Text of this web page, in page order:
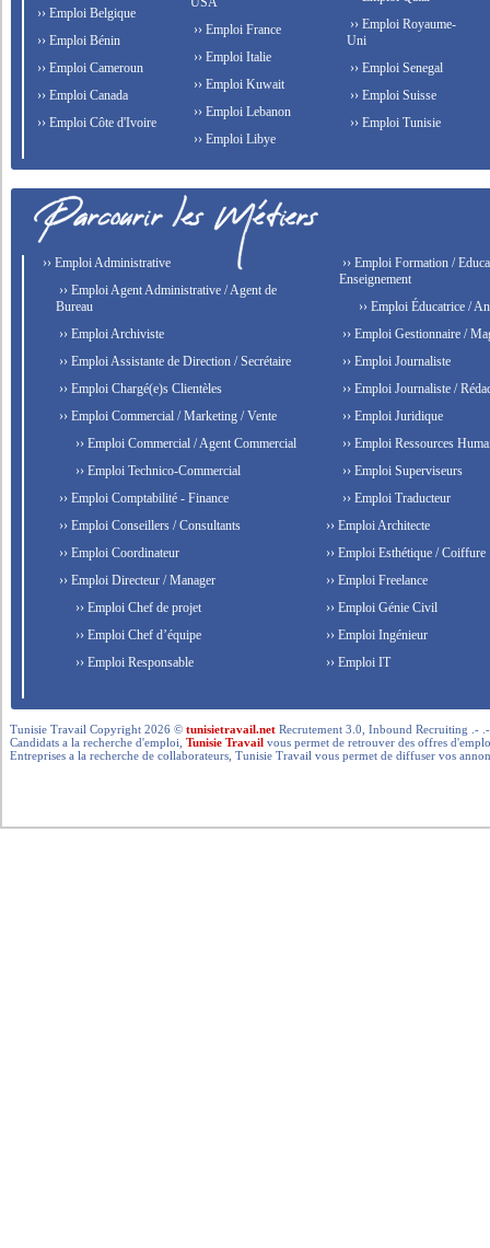
›› Emploi Belgique
›› Emploi Bénin
›› Emploi Cameroun
›› Emploi Canada
›› Emploi Côte d'Ivoire
›› Emploi France
›› Emploi Italie
›› Emploi Kuwait
›› Emploi Lebanon
›› Emploi Libye
›› Emploi Royaume-
Uni
›› Emploi Senegal
›› Emploi Suisse
›› Emploi Tunisie
›› Emploi Administrative
›› Emploi Agent Administrative / Agent de
Bureau
›› Emploi Archiviste
›› Emploi Assistante de Direction / Secrétaire
›› Emploi Chargé(e)s Clientèles
›› Emploi Commercial / Marketing / Vente
›› Emploi Commercial / Agent Commercial
›› Emploi Technico-Commercial
›› Emploi Comptabilité - Finance
›› Emploi Conseillers / Consultants
›› Emploi Coordinateur
›› Emploi Directeur / Manager
›› Emploi Chef de projet
›› Emploi Chef d’équipe
›› Emploi Responsable
›› Emploi Formation /
Enseignement
›› Emploi Éducatrice /
›› Emploi Gestionnaire /
›› Emploi Journaliste
›› Emploi Journaliste /
›› Emploi Juridique
›› Emploi Ressources
›› Emploi Superviseurs
›› Emploi Traducteur
›› Emploi Architecte
›› Emploi Esthétique / Coiffure
›› Emploi Freelance
›› Emploi Génie Civil
›› Emploi Ingénieur
›› Emploi IT
Tunisie Travail Copyright 2026 ©tunisietravail.net Recrutement 3.0, Inbound Recruiting .-
Candidats a la recherche d'emploi,Tunisie Travail vous permet de retrouver des offres
Entreprises a la recherche de collaborateurs, Tunisie Travail vous permet de diffuser vos